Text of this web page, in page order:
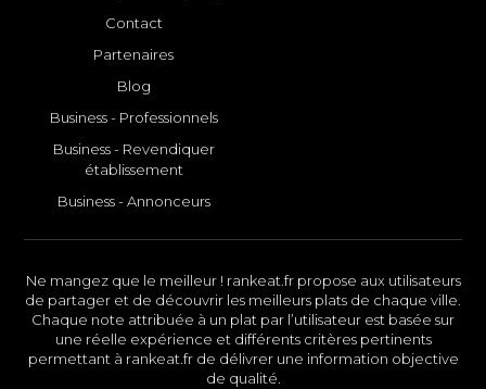
Contact
Partenaires
Blog
Business - Professionnels
Business - Revendiquer
établissement
Business - Annonceurs
Ne mangez que le meilleur ! rankeat.fr propose aux utilisateurs
de partager et de découvrir les meilleurs plats de chaque ville.
Chaque note attribuée à un plat par l’utilisateur est basée sur
une réelle expérience et différents critères pertinents
permettant à rankeat.fr de délivrer une information objective
de qualité.